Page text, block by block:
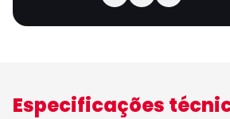
Especificações